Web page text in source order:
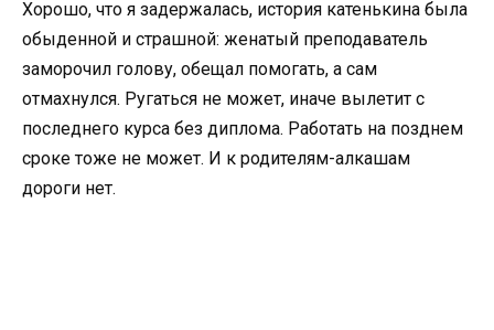
Хорошо, что я задержалась, история катенькина была
обыденной и страшной: женатый преподаватель
заморочил голову, обещал помогать, а сам
отмахнулся. Ругаться не может, иначе вылетит с
последнего курса без диплома. Работать на позднем
сроке тоже не может. И к родителям-алкашам
дороги нет.